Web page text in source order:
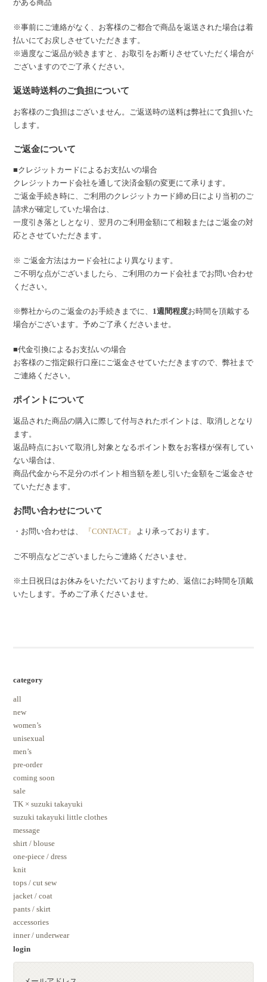
がある商品
※事前にご連絡がなく、お客様のご都合で商品を返送された場合は着
払いにてお戻しさせていただきます。
※過度なご返品が続きますと、お取引をお断りさせていただく場合が
ございますのでご了承ください。
返送時送料のご負担について
お客様のご負担はございません。ご返送時の送料は弊社にて負担いた
します。
ご返金について
■クレジットカードによるお支払いの場合
クレジットカード会社を通して決済金額の変更にて承ります。
ご返金手続き時に、ご利用のクレジットカード締め日により当初のご
請求が確定していた場合は、
一度引き落としとなり、翌月のご利用金額にて相殺またはご返金の対
応とさせていただきます。
※ ご返金方法はカード会社により異なります。
ご不明な点がございましたら、ご利用のカード会社までお問い合わせ
ください。
※弊社からのご返金のお手続きまでに、 1週間程度お時間を頂戴する
場合がございます。予めご了承くださいませ。
■代金引換によるお支払いの場合
お客様のご指定銀行口座にご返金させていただきますので、弊社まで
ご連絡ください。
ポイントについて
返品された商品の購入に際して付与されたポイントは、取消しとなり
ます。
返品時点において取消し対象となるポイント数をお客様が保有してい
ない場合は、
商品代金から不足分のポイント相当額を差し引いた金額をご返金させ
ていただきます。
お問い合わせについて
・お問い合わせは、 『CONTACT』 より承っております。
ご不明点などございましたらご連絡くださいませ。
※土日祝日はお休みをいただいておりますため、返信にお時間を頂戴
いたします。予めご了承くださいませ。
category
all
new
women’s
unisexual
men’s
pre-order
coming soon
sale
TK × suzuki takayuki
suzuki takayuki little clothes
message
shirt / blouse
one-piece / dress
knit
tops / cut sew
jacket / coat
pants / skirt
accessories
inner / underwear
login